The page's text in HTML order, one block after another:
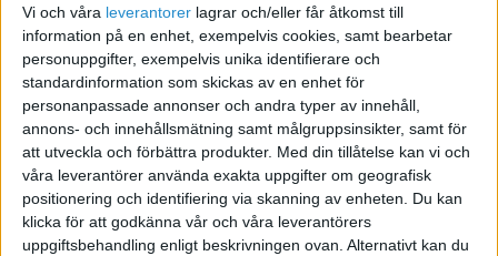
Vi och våra leverantorer lagrar och/eller får åtkomst till
information på en enhet, exempelvis cookies, samt bearbetar
personuppgifter, exempelvis unika identifierare och
standardinformation som skickas av en enhet för
personanpassade annonser och andra typer av innehåll,
annons- och innehållsmätning samt målgruppsinsikter, samt för
att utveckla och förbättra produkter. Med din tillåtelse kan vi och
våra leverantörer använda exakta uppgifter om geografisk
positionering och identifiering via skanning av enheten. Du kan
klicka för att godkänna vår och våra leverantörers
uppgiftsbehandling enligt beskrivningen ovan. Alternativt kan du
50 000kr. Eftersom datorer räknas som
inventarier och har en avskrivning på x antal år
så
undrar jag vilket som är mest fördelaktigt, att ta
ett lån på 50 000, vilket jag antar på något vis är
avdragsgilt, eller att andvända de första
intäkterna till inköpet?
Räknas ett lån för investering som en kostnad?
Någon som vet hur sånt där fungerar?